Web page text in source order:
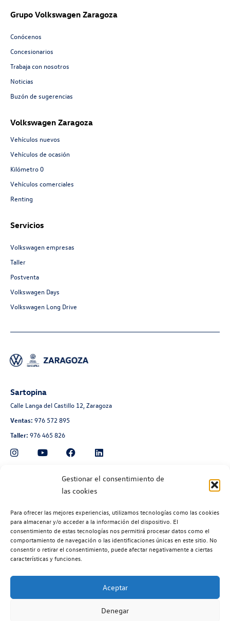
Gestionar el consentimiento de
las cookies
Para ofrecer las mejores experiencias, utilizamos tecnologías como las cookies
para almacenar y/o acceder a la información del dispositivo. El
consentimiento de estas tecnologías nos permitirá procesar datos como el
comportamiento de navegación o las identificaciones únicas en este sitio. No
consentir o retirar el consentimiento, puede afectar negativamente a ciertas
características y funciones.
Aceptar
Denegar
Grupo Volkswagen Zaragoza
Conócenos
Concesionarios
Trabaja con nosotros
Noticias
Buzón de sugerencias
Volkswagen Zaragoza
Vehículos nuevos
Vehículos de ocasión
Kilómetro 0
Vehículos comerciales
Renting
Servicios
Volkswagen empresas
Taller
Postventa
Volkswagen Days
Volkswagen Long Drive
Sartopina
Calle Langa del Castillo 12, Zaragoza
Ventas: 976 572 895
Taller: 976 465 826
Automoción Aragonesa
Avenida de Navarra 135, Zaragoza
Taller:976 300 563
Recambios:976 300 564
©2026 | Volkswagen Zaragoza| Aviso legal |Política de privacidad |
Política de cookies |Código ético |